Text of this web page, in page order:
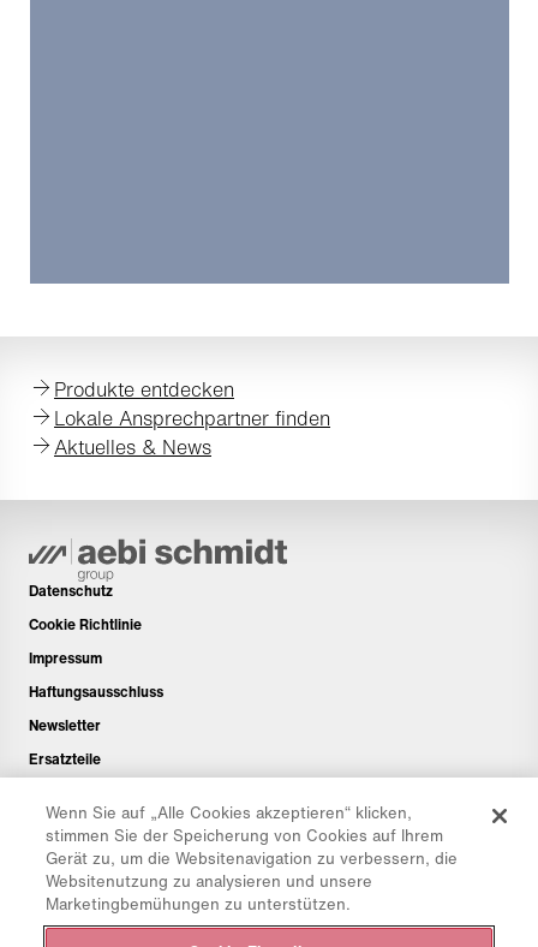
Produkte entdecken
Lokale Ansprechpartner finden
Aktuelles & News
Datenschutz
Cookie Richtlinie
Impressum
Haftungsausschluss
Newsletter
Ersatzteile
CO₂-Rechner
TCO-Rechner
Händler & Standorte
Produktgruppenübersicht
Wenn Sie auf „Alle Cookies akzeptieren“ klicken,
stimmen Sie der Speicherung von Cookies auf Ihrem
Gerät zu, um die Websitenavigation zu verbessern, die
Websitenutzung zu analysieren und unsere
Marketingbemühungen zu unterstützen.